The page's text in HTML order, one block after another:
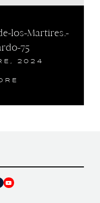
los-Martires.-
75
2024
YouTube